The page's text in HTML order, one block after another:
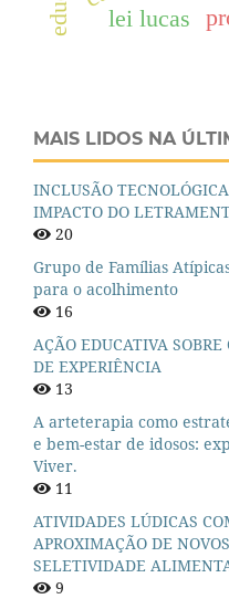
lei lucas
MAIS LIDOS NA
INCLUSÃO
IMPACTO DO
20
Grupo de Famílias
para o acolhimento
16
AÇÃO EDUCATIVA
DE EXPERIÊNCIA
13
A arteterapia como
e bem-estar de idosos:
Viver.
11
ATIVIDADES LÚDICAS
APROXIMAÇÃO DE
SELETIVIDADE
9